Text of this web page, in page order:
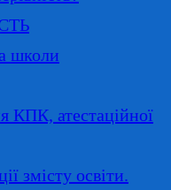
школи
КПК, атестаційної
змісту освіти.